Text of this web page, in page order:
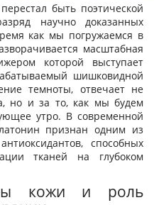
быть поэтической
научно доказанных
как мы погружаемся в
масштабная
которой выступает
шишковидной
темноты, отвечает не
но и за то, как мы будем
утро. В современной
признан одним из
способных
тканей на глубоком
кожи и роль